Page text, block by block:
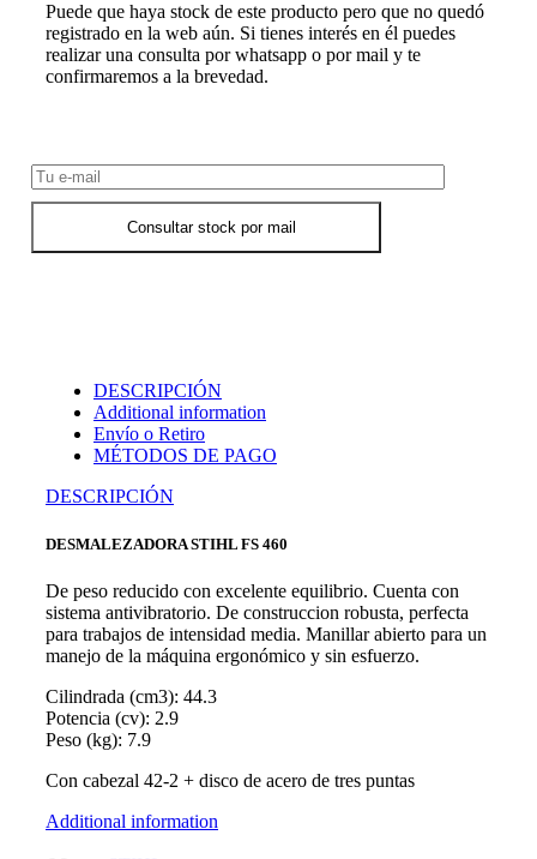
Puede que haya stock de este producto pero que no quedó
registrado en la web aún. Si tienes interés en él puedes
realizar una consulta por whatsapp o por mail y te
confirmaremos a la brevedad.
Consultar stock por mail
DESCRIPCIÓN
Additional information
Envío o Retiro
MÉTODOS DE PAGO
DESCRIPCIÓN
DESMALEZADORA STIHL FS 460
De peso reducido con excelente equilibrio. Cuenta con
sistema antivibratorio. De construccion robusta, perfecta
para trabajos de intensidad media. Manillar abierto para un
manejo de la máquina ergonómico y sin esfuerzo.
Cilindrada (cm3): 44.3
Potencia (cv): 2.9
Peso (kg): 7.9
Con cabezal 42-2 + disco de acero de tres puntas
Additional information